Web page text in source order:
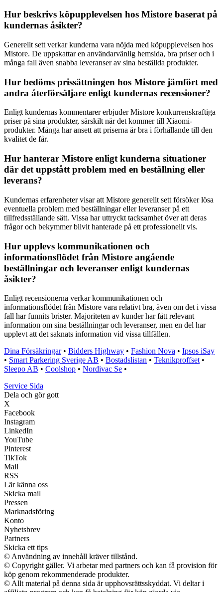
Hur beskrivs köpupplevelsen hos Mistore baserat på
kundernas åsikter?
Generellt sett verkar kunderna vara nöjda med köpupplevelsen hos
Mistore. De uppskattar en användarvänlig hemsida, bra priser och i
många fall även snabba leveranser av sina beställda produkter.
Hur bedöms prissättningen hos Mistore jämfört med
andra återförsäljare enligt kundernas recensioner?
Enligt kundernas kommentarer erbjuder Mistore konkurrenskraftiga
priser på sina produkter, särskilt när det kommer till Xiaomi-
produkter. Många har ansett att priserna är bra i förhållande till den
kvalitet de får.
Hur hanterar Mistore enligt kunderna situationer
där det uppstått problem med en beställning eller
leverans?
Kundernas erfarenheter visar att Mistore generellt sett försöker lösa
eventuella problem med beställningar eller leveranser på ett
tillfredsställande sätt. Vissa har uttryckt tacksamhet över att deras
frågor och bekymmer blivit hanterade på ett professionellt vis.
Hur upplevs kommunikationen och
informationsflödet från Mistore angående
beställningar och leveranser enligt kundernas
åsikter?
Enligt recensionerna verkar kommunikationen och
informationsflödet från Mistore vara relativt bra, även om det i vissa
fall har funnits brister. Majoriteten av kunder har fått relevant
information om sina beställningar och leveranser, men en del har
upplevt att det saknats information vid vissa tillfällen.
Dina Försäkringar• Bidders Highway • Fashion Nova • Ipsos iSay
• Smart Parkering Sverige AB • Bostadslistan • Teknikproffset •
Sleepo AB • Coolshop • Nordivac Se •
Service Sida
Dela och gör gott
X
Facebook
Instagram
LinkedIn
YouTube
Pinterest
TikTok
Mail
RSS
Lär känna oss
Skicka mail
Pressen
Marknadsföring
Konto
Nyhetsbrev
Partners
Skicka ett tips
© Användning av innehåll kräver tillstånd.
© Copyright gäller. Vi arbetar med partners och kan få provision för
köp genom rekommenderade produkter.
© Allt material på denna sida är upphovsrättsskyddat. Vi deltar i